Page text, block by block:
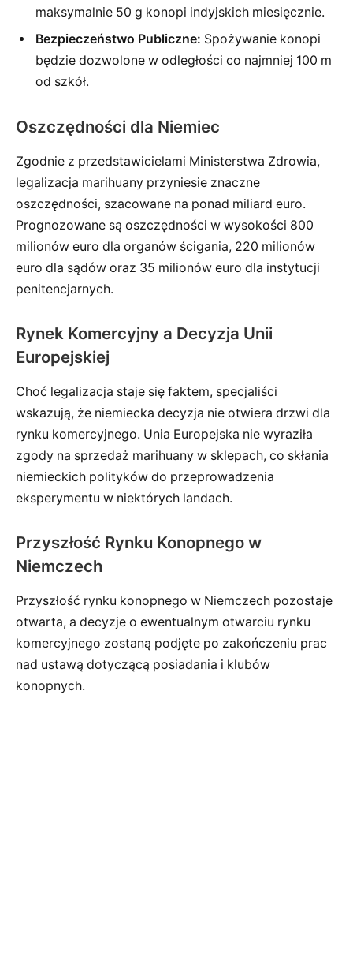
maksymalnie 50 g konopi indyjskich miesięcznie.
Bezpieczeństwo Publiczne: Spożywanie konopi
będzie dozwolone w odległości co najmniej 100 m
od szkół.
Oszczędności dla Niemiec
Zgodnie z przedstawicielami Ministerstwa Zdrowia,
legalizacja marihuany przyniesie znaczne
oszczędności, szacowane na ponad miliard euro.
Prognozowane są oszczędności w wysokości 800
milionów euro dla organów ścigania, 220 milionów
euro dla sądów oraz 35 milionów euro dla instytucji
penitencjarnych.
Rynek Komercyjny a Decyzja Unii
Europejskiej
Choć legalizacja staje się faktem, specjaliści
wskazują, że niemiecka decyzja nie otwiera drzwi dla
rynku komercyjnego. Unia Europejska nie wyraziła
zgody na sprzedaż marihuany w sklepach, co skłania
niemieckich polityków do przeprowadzenia
eksperymentu w niektórych landach.
Przyszłość Rynku Konopnego w
Niemczech
Przyszłość rynku konopnego w Niemczech pozostaje
otwarta, a decyzje o ewentualnym otwarciu rynku
komercyjnego zostaną podjęte po zakończeniu prac
nad ustawą dotyczącą posiadania i klubów
konopnych.